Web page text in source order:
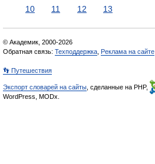
10
11 12 13
© Академик, 2000-2026
Обратная связь: Техподдержка Реклама на сайте
👣 Путешествия
Экспорт словарей на сайты , сделанные на PHP,
WordPress, MODx.